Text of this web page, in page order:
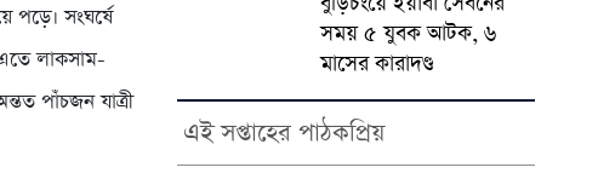
পড়ে। সংঘর্ষে
লাকসাম-
পাঁচজন যাত্রী
সময় ৫ যুবক আটক, ৬
মাসের কারাদণ্ড
এই সপ্তাহের পাঠকপ্রিয়